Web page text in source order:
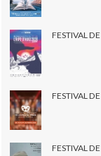
FESTIVAL
FESTIVAL
FESTIVAL